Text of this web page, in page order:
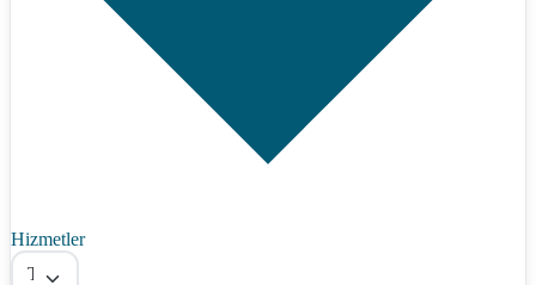
Hizmetler
Tümü